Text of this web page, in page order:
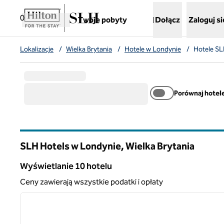
0
Twoje pobyty Dołącz Zaloguj
Lokalizacje / Wielka Brytania / Hotele w Londynie / Hotele
Porównaj
SLH Hotels w Londynie, Wielka Brytania
Wyświetlanie 10 hotelu
Wyświetlanie 10 hotelu
Ceny zawierają wszystkie podatki i opłaty
1 z 12